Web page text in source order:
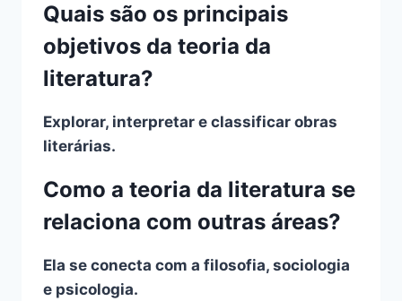
Quais são os principais
objetivos da teoria da
literatura?
Explorar, interpretar e classificar obras
literárias.
Como a teoria da literatura se
relaciona com outras áreas?
Ela se conecta com a filosofia, sociologia
e psicologia.